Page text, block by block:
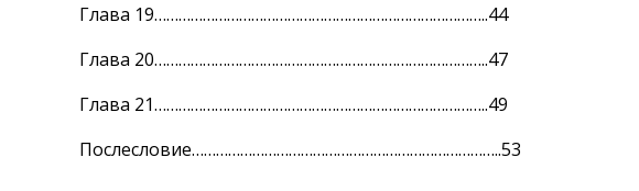
Глава 19………………………………………………………………………..44
Глава 20………………………………………………………………………..47
Глава 21………………………………………………………………………..49
Послесловие…………………………………………………………………..53